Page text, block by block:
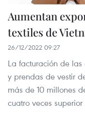
Aumentan
textiles de
26/12/2022 09:27
La facturación de las
y prendas de vestir
más de 10 millones
cuatro veces